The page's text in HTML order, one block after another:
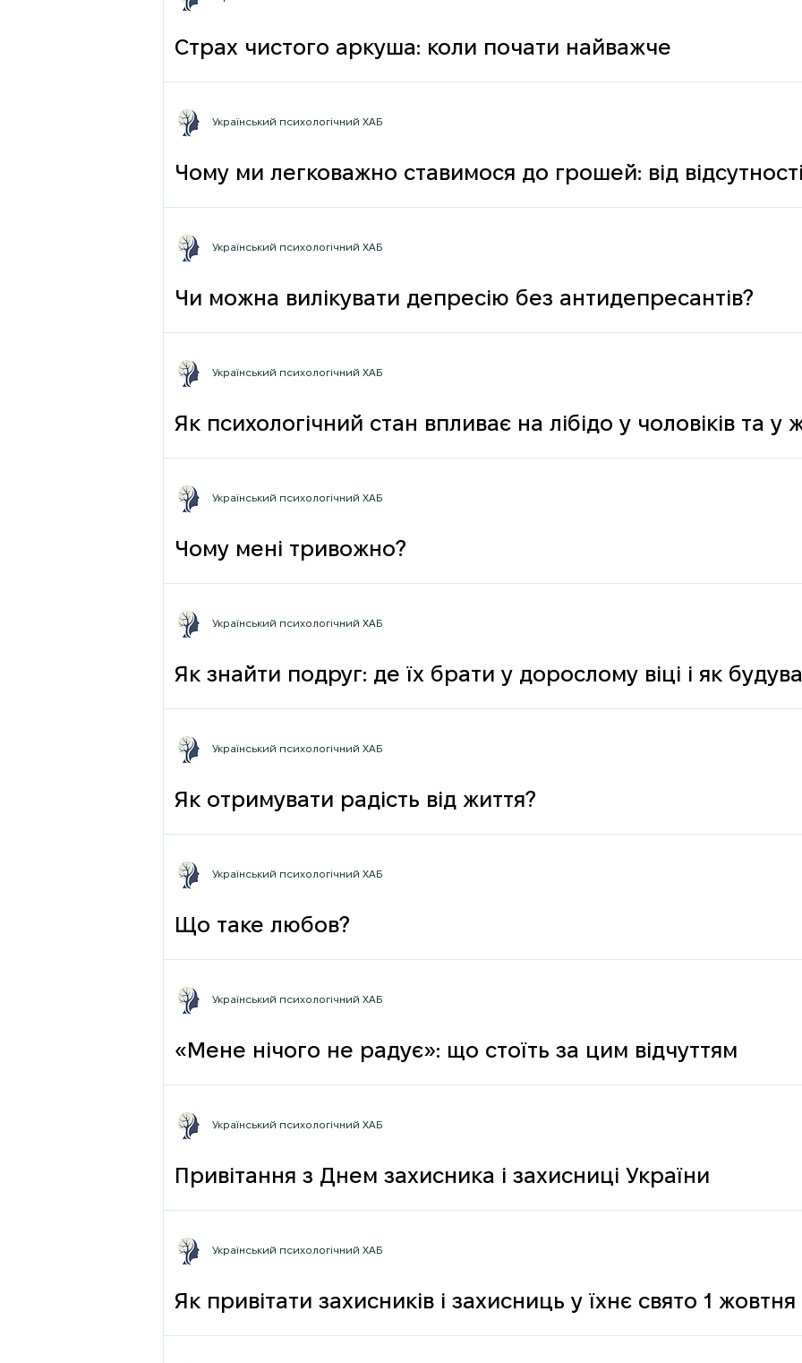
Страх чистого аркуша: коли почати найважче
Чому ми легковажно ставимося до грошей: від
грамотності до психологічних і психічних причин
Український психологічний ХАБ
Чи можна вилікувати депресію без антидепресантів?
Український психологічний ХАБ
Як психологічний стан впливає на лібідо у чоловіків та у
Український психологічний ХАБ
Чому мені тривожно?
Український психологічний ХАБ
Як знайти подруг: де їх брати у дорослому віці і як
Український психологічний ХАБ
Як отримувати радість від життя?
Український психологічний ХАБ
Що таке любов?
Український психологічний ХАБ
«Мене нічого не радує»: що стоїть за цим відчуттям
Український психологічний ХАБ
Привітання з Днем захисника і захисниці України
Український психологічний ХАБ
Як привітати захисників і захисниць у їхнє свято 1 жовтня
Український психологічний ХАБ